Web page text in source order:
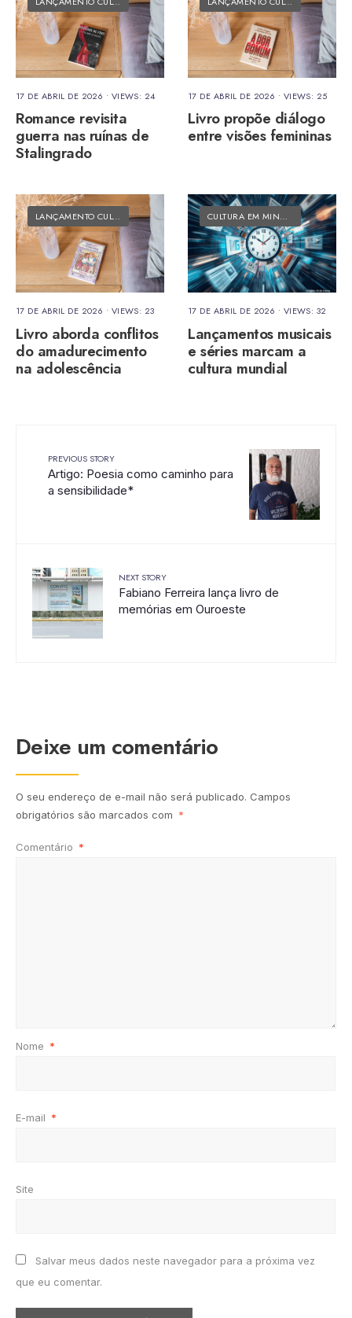
17 DE ABRIL DE 2026 • VIEWS: 24
Romance revisita
guerra nas ruínas de
Stalingrado
17 DE ABRIL DE 2026 • VIEWS: 25
Livro propõe diálogo
entre visões femininas
LANÇAMENTO CULTURAL •MATÉRIAS DO FOLK
17 DE ABRIL DE 2026 • VIEWS: 23
Livro aborda conflitos
do amadurecimento
na adolescência
CULTURA EM MINUTOS •
17 DE ABRIL DE 2026 • VIEWS: 32
Lançamentos musicais
e séries marcam a
cultura mundial
PREVIOUS STORY
Artigo: Poesia como caminho para
a sensibilidade*
NEXT STORY
Fabiano Ferreira lança livro de
memórias em Ouroeste
Deixe um comentário
O seu endereço de e-mail não será publicado. Campos
obrigatórios são marcados com *
Comentário *
Nome *
E-mail *
Site
Salvar meus dados neste navegador para a próxima vez
que eu comentar.